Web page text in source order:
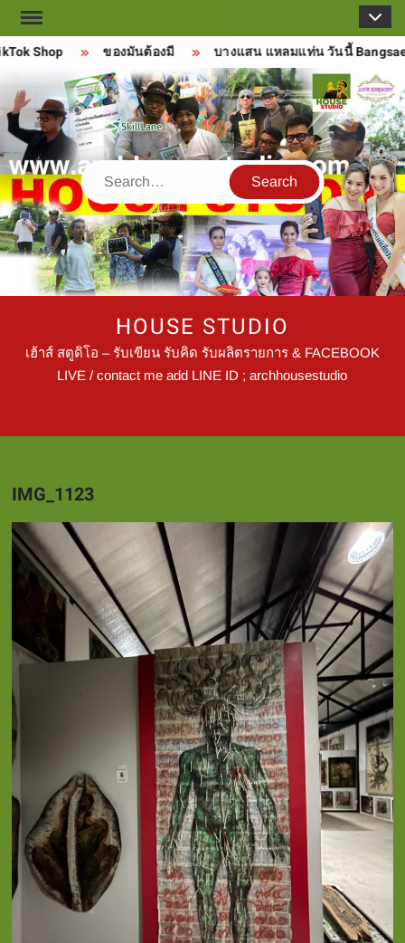
Skip
to
content
Shop ของมันต้องมี บางแสน แหลมแท่น วันนี้
Search
HOUSE STUDIO
เฮ้าส์ สตูดิโอ – รับเขียน รับคิด รับผลิตรายการ & FACEBOOK
LIVE / contact me add LINE ID ; archhousestudio
IMG_1123